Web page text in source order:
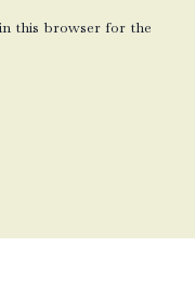
this browser for the